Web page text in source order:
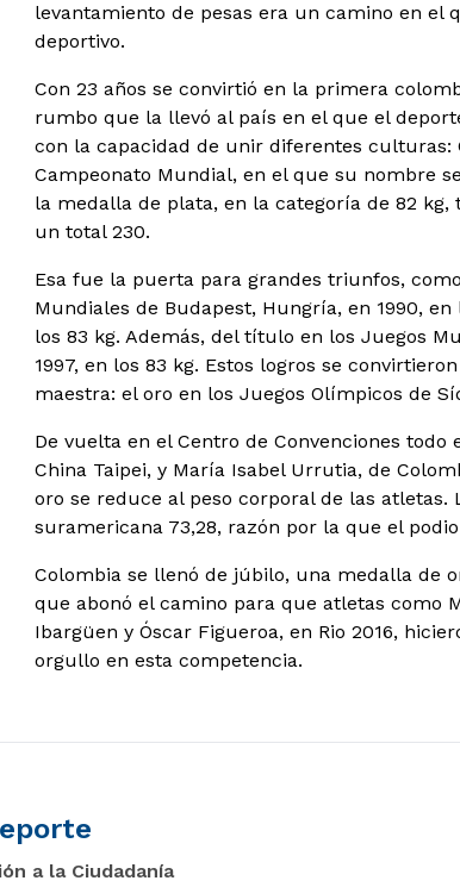
levantamiento de pesas era un camino en
deportivo.
Con 23 años se convirtió en la primera
rumbo que la llevó al país en el que el
con la capacidad de unir diferentes culturas:
Campeonato Mundial, en el que su nombre
la medalla de plata, en la categoría de 82
un total 230.
Esa fue la puerta para grandes triunfos,
Mundiales de Budapest, Hungría, en 1990,
los 83 kg. Además, del título en los Juegos
1997, en los 83 kg. Estos logros se
maestra: el oro en los Juegos Olímpicos de
De vuelta en el Centro de Convenciones todo
China Taipei, y María Isabel Urrutia, de
oro se reduce al peso corporal de las atletas.
suramericana 73,28, razón por la que el
Colombia se llenó de júbilo, una medalla de
que abonó el camino para que atletas como
Ibargüen y Óscar Figueroa, en Rio 2016,
orgullo en esta competencia.
a la Ciudadanía